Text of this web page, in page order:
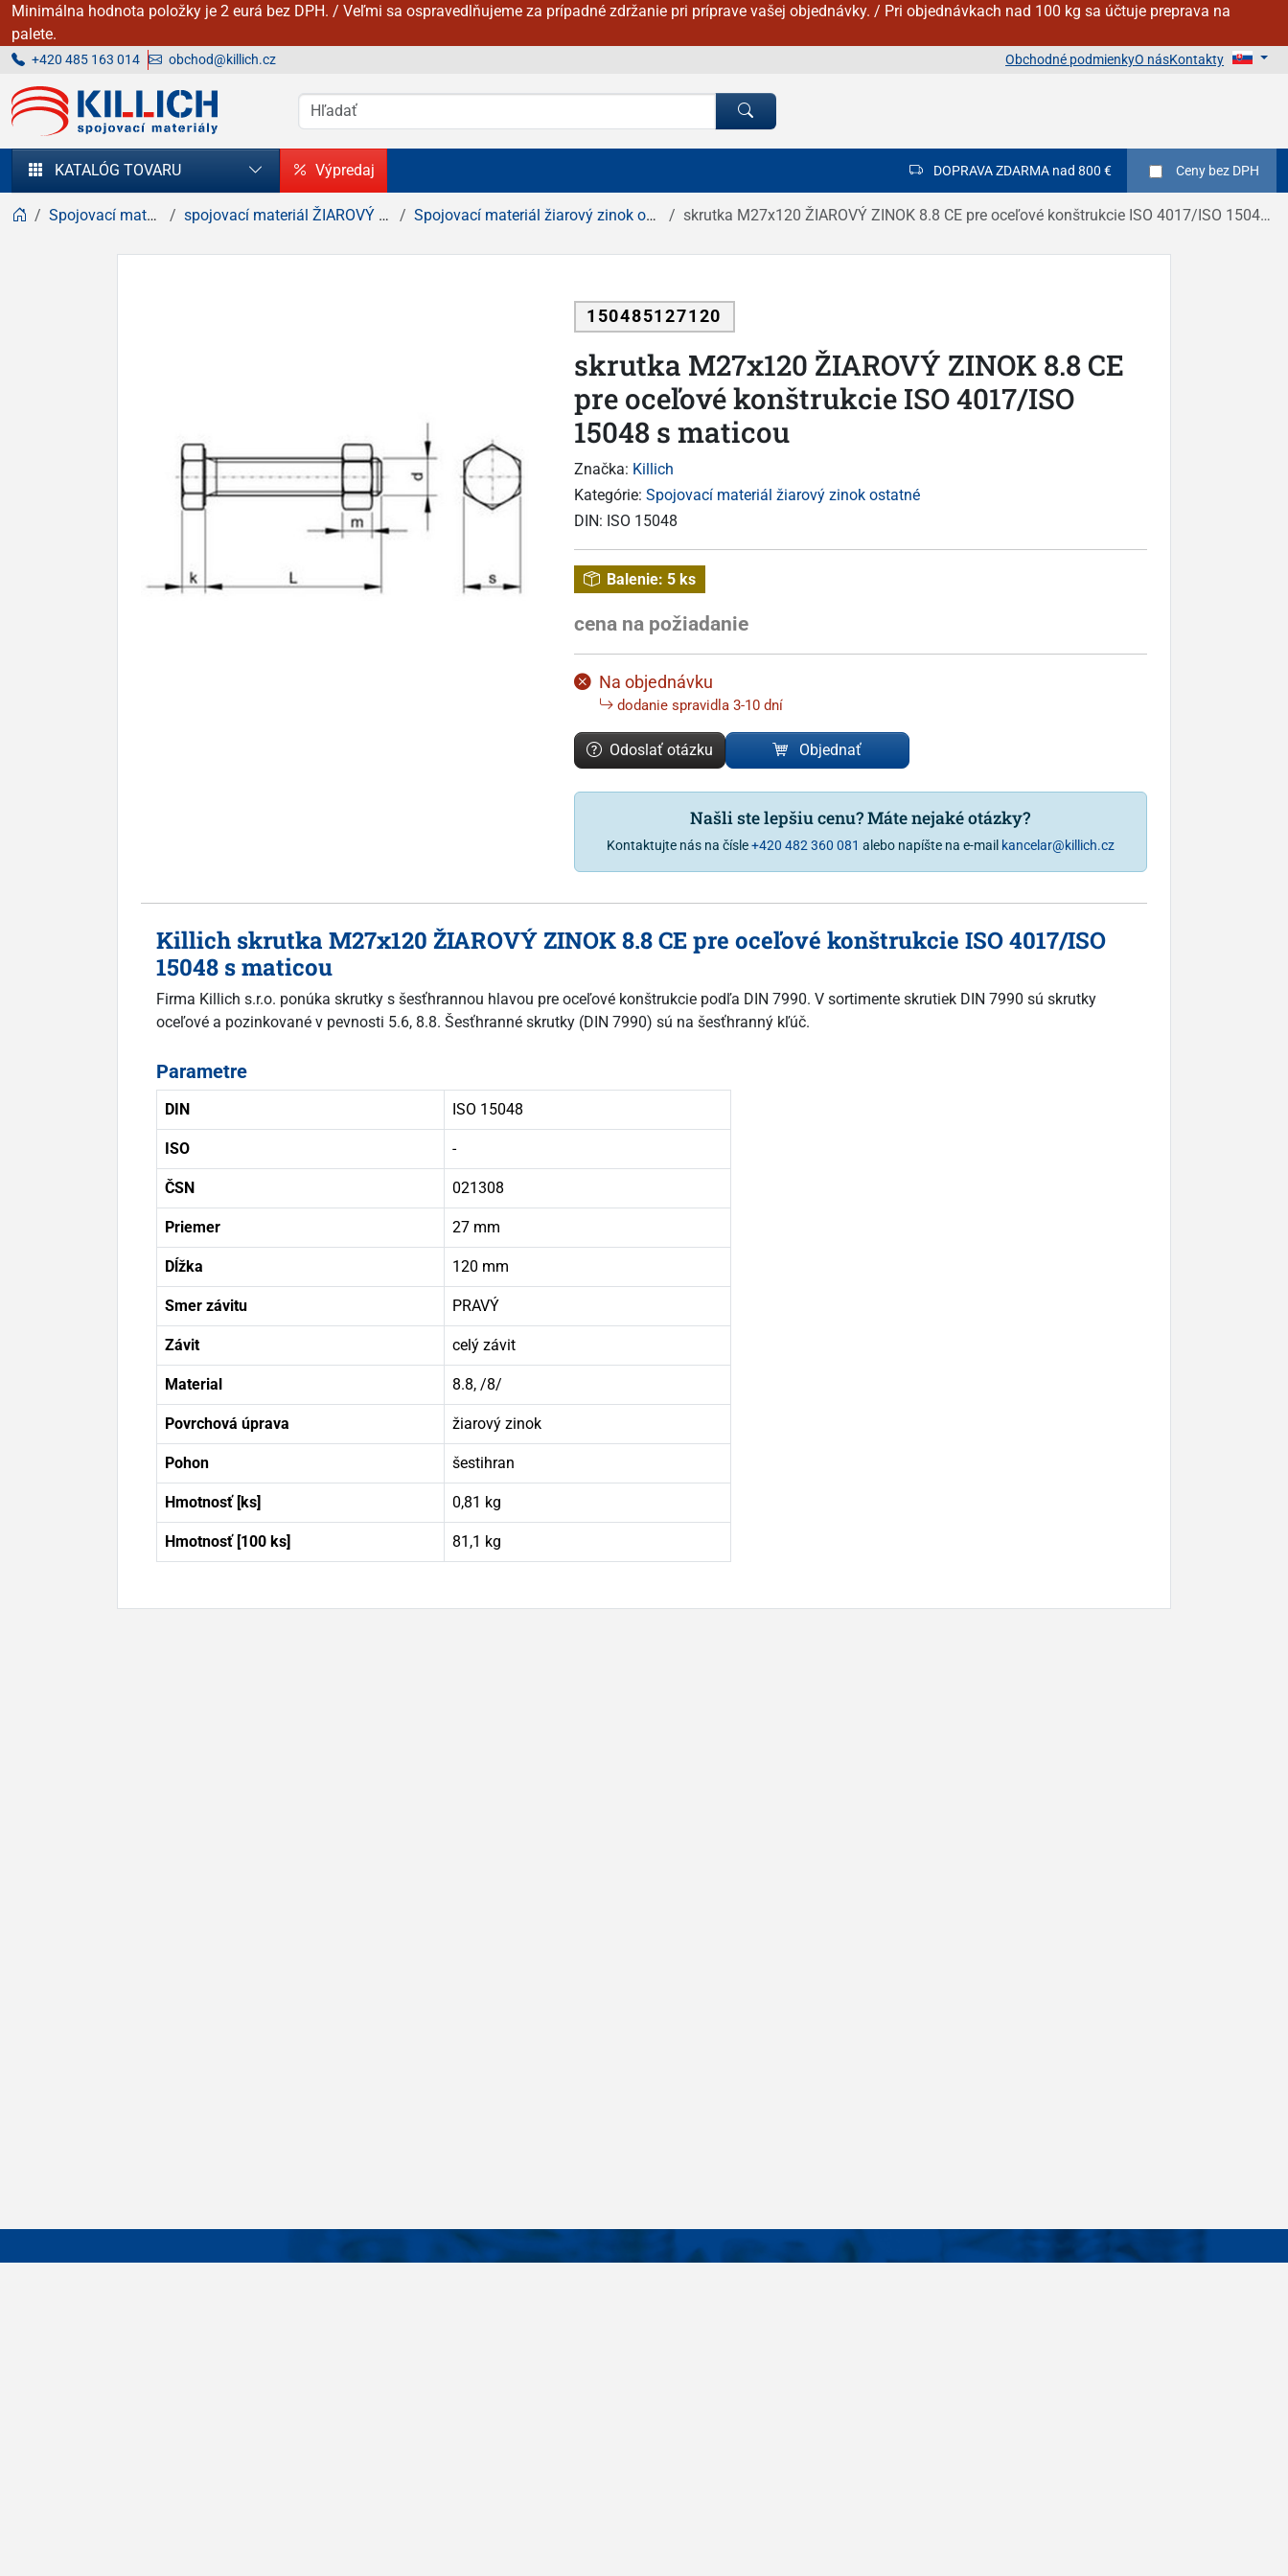
Minimálna hodnota položky je 2 eurá bez DPH. / Veľmi sa ospravedlňujeme za prípadné zdržanie pri príprave vašej objednávky. / Pri objednávkach nad 100 kg sa účtuje preprava na
palete.
+420 485 163 014 obchod@killich.cz Obchodné podmienkyO násKontakty
KILLICH - Spojovacie materiály
KATALÓG TOVARU Výpredaj DOPRAVA ZDARMA nad 800 € Ceny bez DPH
Spojovací materiál spojovací materiál ŽIAROVÝ zinok Spojovací materiál žiarový zinok ostatné skrutka M27x120 ŽIAROVÝ ZINOK 8.8 CE pre oceľové konštrukcie ISO 4017/ISO 15048 s maticou
150485127120
skrutka M27x120 ŽIAROVÝ ZINOK 8.8 CE
pre oceľové konštrukcie ISO 4017/ISO
15048 s maticou
Značka: Killich
Kategórie: Spojovací materiál žiarový zinok ostatné
DIN: ISO 15048
Balenie: 5 ks
cena na požiadanie
Na objednávku
dodanie spravidla 3-10 dní
Odoslať otázku Objednať
Našli ste lepšiu cenu? Máte nejaké otázky?
Kontaktujte nás na čísle+420 482 360 081 alebo napíšte na e-mail kancelar@killich.cz
Killich skrutka M27x120 ŽIAROVÝ ZINOK 8.8 CE pre oceľové konštrukcie ISO 4017/ISO
15048 s maticou
Firma Killich s.r.o. ponúka skrutky s šesťhrannou hlavou pre oceľové konštrukcie podľa DIN 7990. V sortimente skrutiek DIN 7990 sú skrutky
oceľové a pozinkované v pevnosti 5.6, 8.8. Šesťhranné skrutky (DIN 7990) sú na šesťhranný kľúč.
Parametre
DIN ISO 15048
ISO -
ČSN 021308
Priemer 27 mm
Dĺžka 120 mm
Smer závitu PRAVÝ
Závit celý závit
Material 8.8, /8/
Povrchová úprava žiarový zinok
Pohon šestihran
Hmotnosť [ks] 0,81 kg
Hmotnosť [100 ks] 81,1 kg